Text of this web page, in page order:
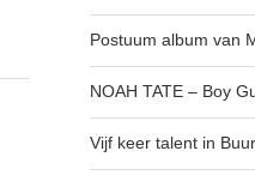
Postuum album van
NOAH TATE – Boy
Vijf keer talent in